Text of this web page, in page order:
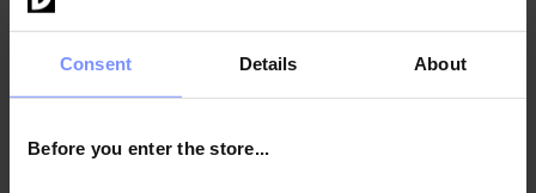
Consent Details About
Before you enter the store...
Istruzioni per l'uso
Informazioni nutrizionali